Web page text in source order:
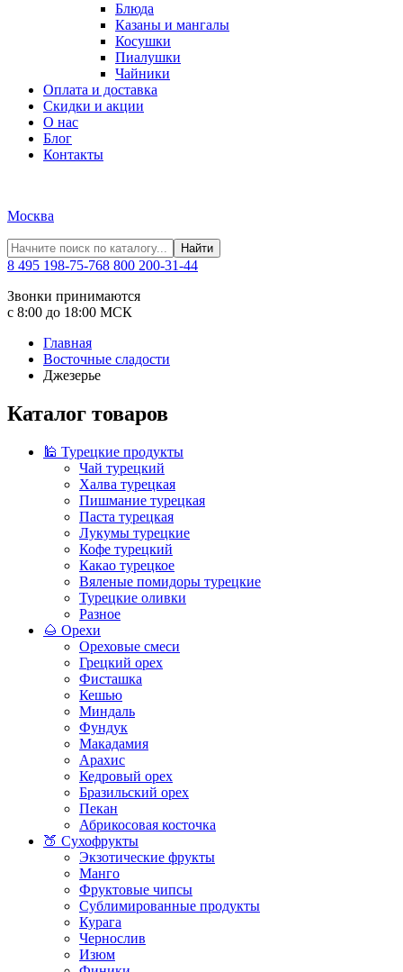
Блюда
Казаны и мангалы
Косушки
Пиалушки
Чайники
Оплата и доставка
Скидки и акции
О нас
Блог
Контакты
Москва
Найти
8 495 198-75-768 800 200-31-44
Звонки принимаются
с 8:00 до 18:00 МСК
Главная
Восточные сладости
Джезерье
Каталог товаров
🕌 Турецкие продукты
Чай турецкий
Халва турецкая
Пишмание турецкая
Паста турецкая
Лукумы турецкие
Кофе турецкий
Какао турецкое
Вяленые помидоры турецкие
Турецкие оливки
Разное
🌰 Орехи
Ореховые смеси
Грецкий орех
Фисташка
Кешью
Миндаль
Фундук
Макадамия
Арахис
Кедровый орех
Бразильский орех
Пекан
Абрикосовая косточка
🍑 Сухофрукты
Экзотические фрукты
Манго
Фруктовые чипсы
Сублимированные продукты
Курага
Чернослив
Изюм